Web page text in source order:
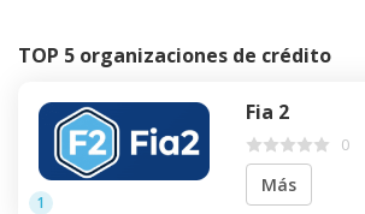
TOP 5 organizaciones de crédito
1
Fia 2
0
Más